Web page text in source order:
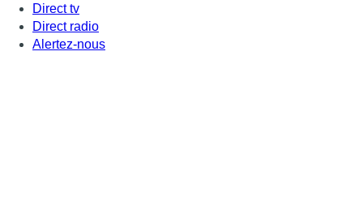
Direct tv
Direct radio
Alertez-nous